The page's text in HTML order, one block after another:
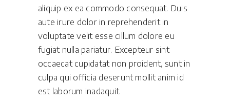
aliquip ex ea commodo consequat. Duis
aute irure dolor in reprehenderit in
voluptate velit esse cillum dolore eu
fugiat nulla pariatur. Excepteur sint
occaecat cupidatat non proident, sunt in
culpa qui officia deserunt mollit anim id
est laborum inadaquit.